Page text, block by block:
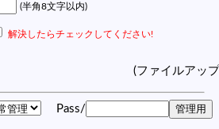
(半角8文字以内)
解決したらチェックしてください!
(ファイルアッ
Pass/